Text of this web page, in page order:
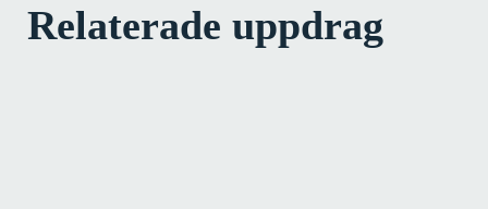
Relaterade uppdrag